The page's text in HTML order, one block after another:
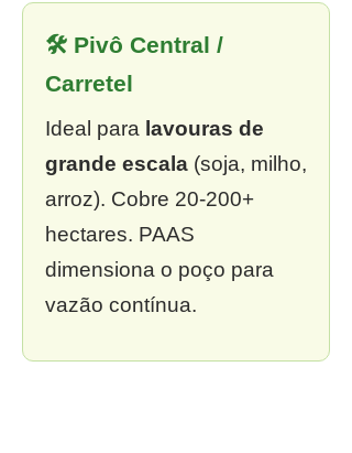
🛠 Pivô Central /
Carretel
Ideal para lavouras de
grande escala (soja, milho,
arroz). Cobre 20-200+
hectares. PAAS
dimensiona o poço para
vazão contínua.